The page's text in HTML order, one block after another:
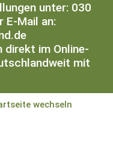
unter: 030
E-Mail an:
direkt im Online-
mit